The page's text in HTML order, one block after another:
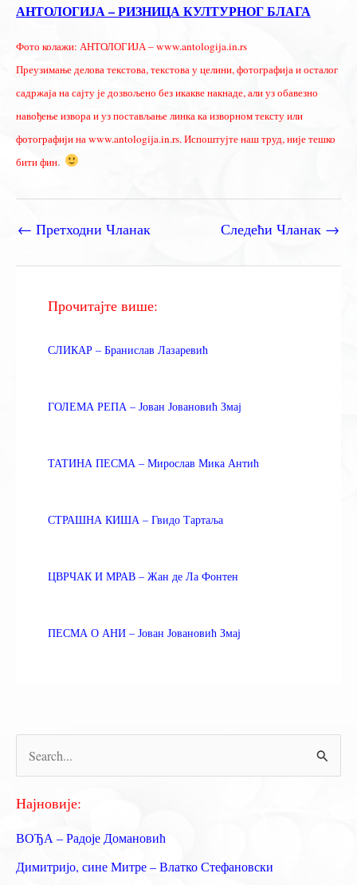
АНТОЛОГИЈА – РИЗНИЦА КУЛТУРНОГ БЛАГА
Фото колажи: АНТОЛОГИЈА – www.antologija.in.rs
Преузимање делова текстова, текстова у целини, фотографија и осталог
садржаја на сајту је дозвољено без икакве накнаде, али уз обавезно
навођење извора и уз постављање линка ка изворном тексту или
фотографији на www.antologija.in.rs. Испоштујте наш труд, није тешко
бити фин.
← Претходни Чланак Следећи Чланак →
Прочитајте више:
СЛИКАР – Бранислав Лазаревић
ГОЛЕМА РЕПА – Јован Јовановић Змај
ТАТИНА ПЕСМА – Мирослав Мика Антић
СТРАШНА КИША – Гвидо Тартаља
ЦВРЧАК И МРАВ – Жан де Ла Фонтен
ПЕСМА О АНИ – Јован Јовановић Змај
е
р
а
Најновије:
ВОЂА – Радоје Домановић
Димитријо, сине Митре – Влатко Стефановски